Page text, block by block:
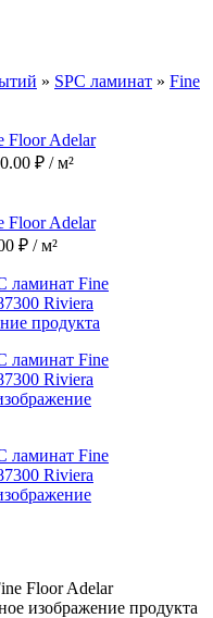
» SPC ламинат » Fine
Floor Adelar
₽ / м²
Floor Adelar
₽ / м²